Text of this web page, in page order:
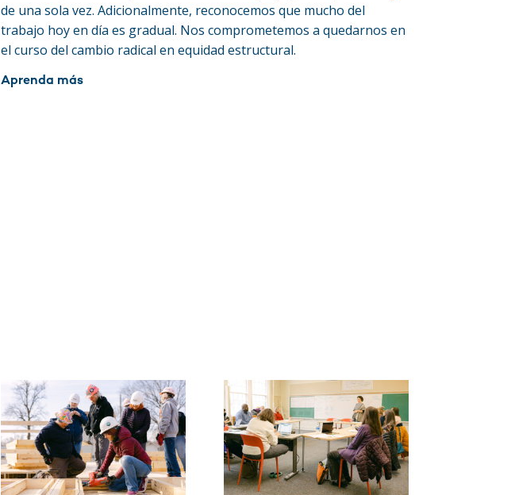
de una sola vez. Adicionalmente, reconocemos que mucho del
trabajo hoy en día es gradual. Nos comprometemos a quedarnos en
el curso del cambio radical en equidad estructural.
Aprenda más